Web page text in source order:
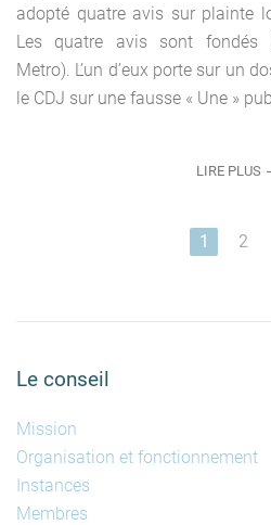
adopté quatre avis sur plainte
Les quatre avis sont fondés
Metro). L’un d’eux porte sur un
le CDJ sur une fausse « Une »
LIRE PLUS
1 2
Le conseil
Mission
Organisation et fonctionnement
Instances
Membres